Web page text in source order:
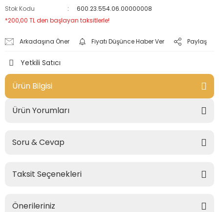
Stok Kodu
600.23.554.06.00000008
*200,00 TL den başlayan taksitlerle!
Arkadaşına Öner Fiyatı Düşünce Haber Ver Paylaş
Yetkili Satıcı
Ürün Bilgisi
Ürün Yorumları
Soru & Cevap
Taksit Seçenekleri
Önerileriniz